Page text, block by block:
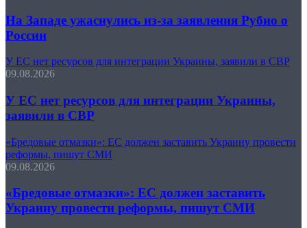
На Западе ужаснулись из-за заявления Рубио о
России
У ЕС нет ресурсов для интеграции Украины, заявили в СВР
09.08.2026
У ЕС нет ресурсов для интеграции Украины,
заявили в СВР
«Бредовые отмазки»: ЕС должен заставить Украину провести
реформы, пишут СМИ
09.08.2026
«Бредовые отмазки»: ЕС должен заставить
Украину провести реформы, пишут СМИ